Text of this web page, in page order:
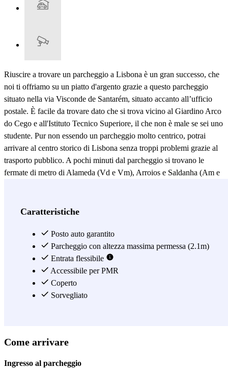
Riuscire a trovare un parcheggio a Lisbona è un gran successo, che
noi ti offriamo su un piatto d'argento grazie a questo parcheggio
situato nella via Visconde de Santarém, situato accanto all’ufficio
postale. È facile da trovare dato che si trova vicino al Giardino Arco
do Cego e all'Istituto Tecnico Superiore, il che non è male se sei uno
studente. Pur non essendo un parcheggio molto centrico, potrai
arrivare al centro storico di Lisbona senza troppi problemi grazie al
trasporto pubblico. A pochi minuti dal parcheggio si trovano le
fermate di metro di Alameda (Vd e Vm), Arroios e Saldanha (Am e
fare un giro nel Parco Alameda Dom Afonso Henriques, dove potrai
Vedi di più
Caratteristiche
Posto auto garantito
Parcheggio con altezza massima permessa (2.1m)
Entrata flessibile
Accessibile per PMR
Coperto
Sorvegliato
Come arrivare
Ingresso al parcheggio